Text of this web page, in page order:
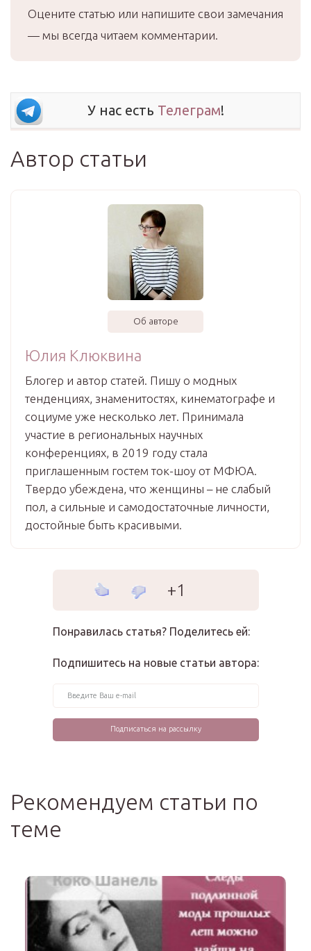
Оцените статью или напишите свои замечания
— мы всегда читаем комментарии.
У нас есть Телеграм!
Автор статьи
Об авторе
Юлия Клюквина
Блогер и автор статей. Пишу о модных
тенденциях, знаменитостях, кинематографе и
социуме уже несколько лет. Принимала
участие в региональных научных
конференциях, в 2019 году стала
приглашенным гостем ток-шоу от МФЮА.
Твердо убеждена, что женщины – не слабый
пол, а сильные и самодостаточные личности,
достойные быть красивыми.
+1
Понравилась статья? Поделитесь ей:
Подпишитесь на новые статьи автора:
Рекомендуем статьи по
теме